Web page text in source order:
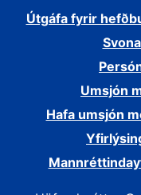
Útgáfa fyrir
Umsjón
Hafa umsjón